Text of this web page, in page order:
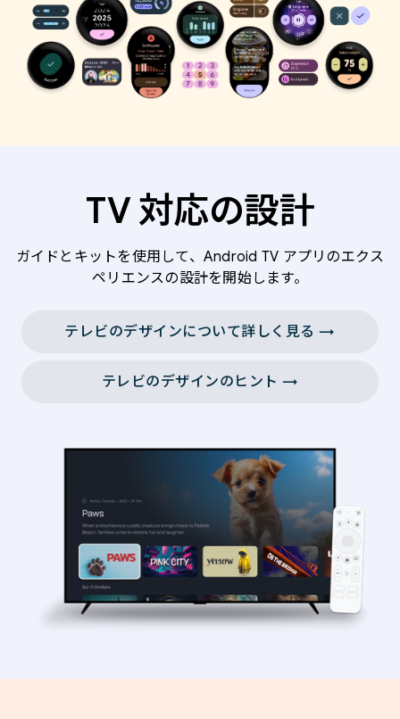
TV 対応の設計
ガイドとキットを使用して、Android TV アプリのエクス
ペリエンスの設計を開始します。
テレビのデザインについて詳しく見る →
テレビのデザインのヒント →